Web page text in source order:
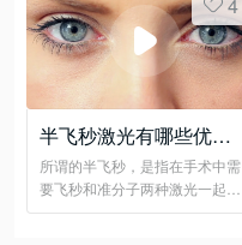
半飞秒激光有哪些优
点？
所谓的半飞秒，是指在手术中需
要飞秒和准分子两种激光一起完
成的全激光手术